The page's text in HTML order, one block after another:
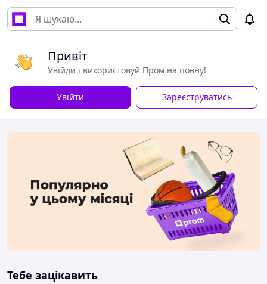
Привіт
Увійди і використовуй Пром на повну!
Увійти Зареєструватись
Тебе зацікавить